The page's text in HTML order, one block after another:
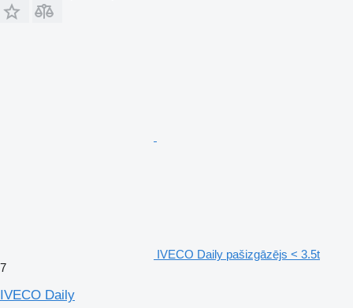
IVECO Daily pašizgāzējs < 3.5t
7
IVECO Daily